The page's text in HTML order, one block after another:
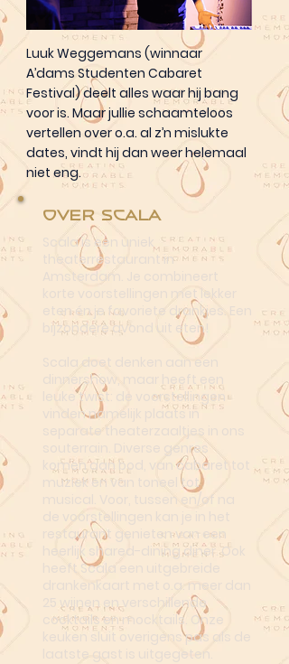
Luuk Weggemans (winnaar
A’dams Studenten Cabaret
Festival) deelt alles waar hij bang
voor is. Maar jullie schaamteloos
vertellen over o.a. al z’n mislukte
dates, vindt hij dan weer helemaal
niet eng.
Over Scala
Scala is een uniek
theaterrestaurant in
Amsterdam. Je combineert
korte voorstellingen met lekker
eten én je favoriete drankjes. Een
bijzondere avond uit eten!
Scala doet denken aan een
dinnershow, maar heeft een
leuke twist: de voorstellingen
vinden namelijk plaats in
separate theaterzaaltjes in ons
souterrain. Diverse genres
komen aan bod, van cabaret tot
muziek en van toneel tot
musical. Voor, tussen en/of na
de voorstellingen kan je in het
restaurant genieten van een
heerlijk shared-dining diner. Ook
heeft Scala een uitgebreide
drankenkaart met o.a. meer dan
25 wijnen en verschillende
cocktails en mocktails. Onze
keuken sluit overigens pas als de
laatste gast is uitgegeten.